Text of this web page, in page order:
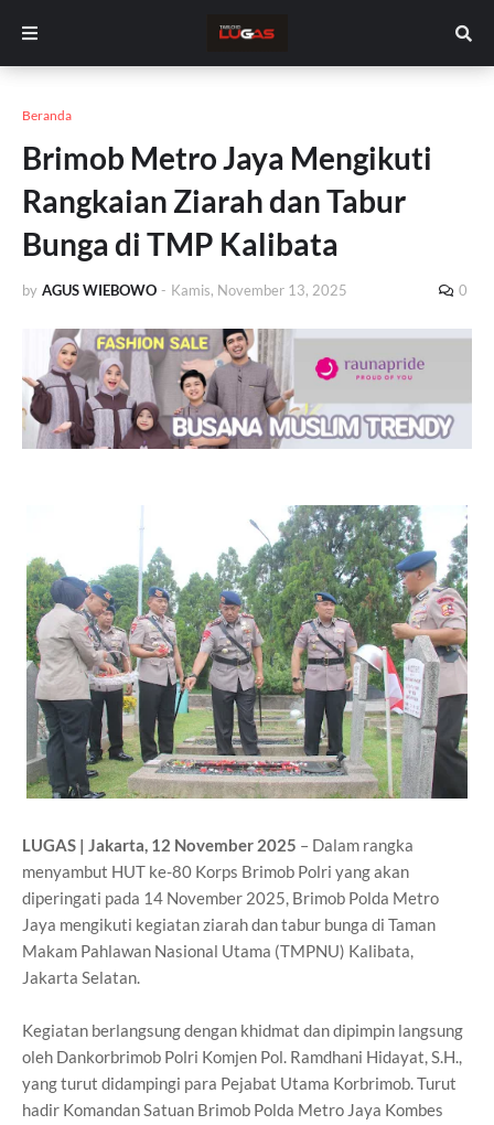
Beranda
Brimob Metro Jaya Mengikuti
Rangkaian Ziarah dan Tabur
Bunga di TMP Kalibata
by AGUS WIEBOWO - Kamis, November 13, 2025 0
LUGAS | Jakarta, 12 November 2025 – Dalam rangka
menyambut HUT ke-80 Korps Brimob Polri yang akan
diperingati pada 14 November 2025, Brimob Polda Metro
Jaya mengikuti kegiatan ziarah dan tabur bunga di Taman
Makam Pahlawan Nasional Utama (TMPNU) Kalibata,
Jakarta Selatan.
Kegiatan berlangsung dengan khidmat dan dipimpin langsung
oleh Dankorbrimob Polri Komjen Pol. Ramdhani Hidayat, S.H.,
yang turut didampingi para Pejabat Utama Korbrimob. Turut
hadir Komandan Satuan Brimob Polda Metro Jaya Kombes